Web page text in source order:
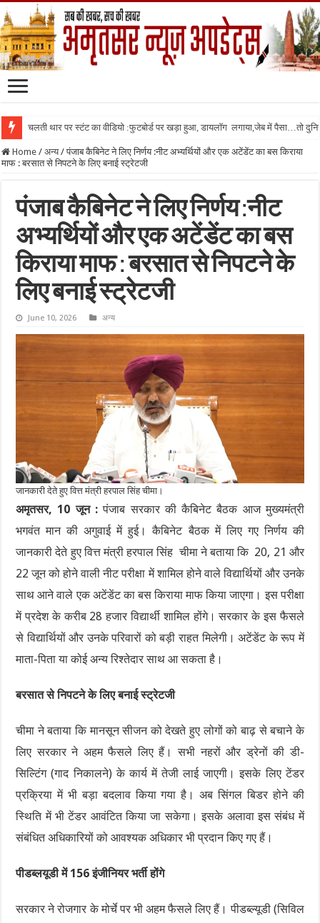
चलती थार पर स्टंट का वीडियो :फुटबोर्ड पर खड़ा हुआ, डायलॉग लगाया,जेब में पैसा…तो
Home / अन्य / पंजाब कैबिनेट ने लिए निर्णय :नीट अभ्यर्थियों और एक अटेंडेंट का बस किराया
माफ : बरसात से निपटने के लिए बनाई स्ट्रेटजी
पंजाब कैबिनेट ने लिए निर्णय :नीट
अभ्यर्थियों और एक अटेंडेंट का बस
किराया माफ : बरसात से निपटने के
लिए बनाई स्ट्रेटजी
June 10, 2026 अन्य
जानकारी देते हुए वित्त मंत्री हरपाल सिंह चीमा।
अमृतसर, 10 जून : पंजाब सरकार की कैबिनेट बैठक आज मुख्यमंत्री
भगवंत मान की अगुवाई में हुई। कैबिनेट बैठक में लिए गए निर्णय की
जानकारी देते हुए वित्त मंत्री हरपाल सिंह चीमा ने बताया कि 20, 21 और
22 जून को होने वाली नीट परीक्षा में शामिल होने वाले विद्यार्थियों और उनके
साथ आने वाले एक अटेंडेंट का बस किराया माफ किया जाएगा। इस परीक्षा
में प्रदेश के करीब 28 हजार विद्यार्थी शामिल होंगे। सरकार के इस फैसले
से विद्यार्थियों और उनके परिवारों को बड़ी राहत मिलेगी। अटेंडेंट के रूप में
माता-पिता या कोई अन्य रिश्तेदार साथ आ सकता है।
बरसात से निपटने के लिए बनाई स्ट्रेटजी
चीमा ने बताया कि मानसून सीजन को देखते हुए लोगों को बाढ़ से बचाने के
लिए सरकार ने अहम फैसले लिए हैं। सभी नहरों और ड्रेनों की डी-
सिल्टिंग (गाद निकालने) के कार्य में तेजी लाई जाएगी। इसके लिए टेंडर
प्रक्रिया में भी बड़ा बदलाव किया गया है। अब सिंगल बिडर होने की
स्थिति में भी टेंडर आवंटित किया जा सकेगा। इसके अलावा इस संबंध में
संबंधित अधिकारियों को आवश्यक अधिकार भी प्रदान किए गए हैं।
पीडब्लयूडी में 156 इंजीनियर भर्ती होंगे
सरकार ने रोजगार के मोर्चे पर भी अहम फैसले लिए हैं। पीडब्ल्यूडी (सिविल